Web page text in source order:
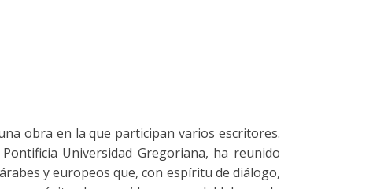
obra en la que participan varios escritores.
Universidad Gregoriana, ha reunido
y europeos que, con espíritu de diálogo,